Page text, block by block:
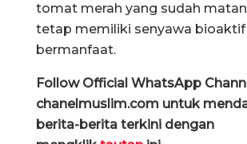
tomat merah yang sudah
tetap memiliki senyawa bioaktif
bermanfaat.
Follow Official WhatsApp
chanelmuslim.com untuk
berita-berita terkini dengan